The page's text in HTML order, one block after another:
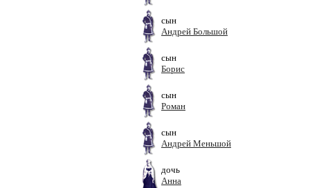
сын
Андрей Большой
сын
Борис
сын
Роман
сын
Андрей Меньшой
дочь
Анна